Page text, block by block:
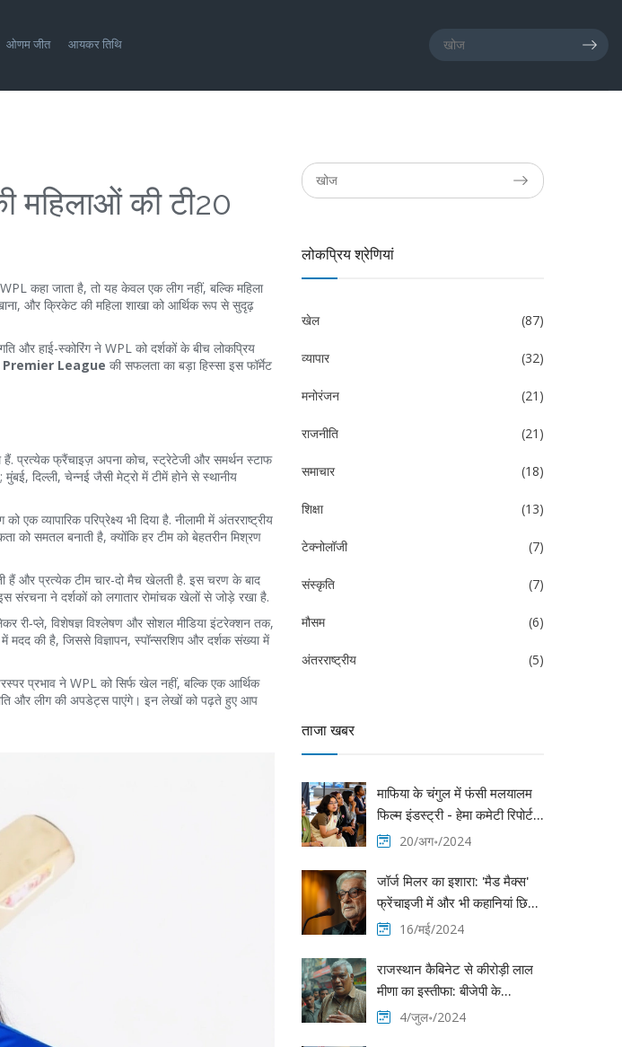
ओणम जीत आयकर तिथि
की टी20
WPL कहा जाता है, तो यह केवल एक लीग नहीं, बल्कि महिला
और क्रिकेट की महिला शाखा को आर्थिक रूप से सुदृढ़
और हाई-स्कोरिंग ने WPL को दर्शकों के बीच लोकप्रिय
League की सफलता का बड़ा हिस्सा इस फॉर्मेट
हैं. प्रत्येक फ्रैंचाइज़ अपना कोच, स्ट्रेटेजी और समर्थन स्टाफ
दिल्ली, चेन्नई जैसी मेट्रो में टीमें होने से स्थानीय
एक व्यापारिक परिप्रेक्ष्य भी दिया है. नीलामी में अंतरराष्ट्रीय
को समतल बनाती है, क्योंकि हर टीम को बेहतरीन मिश्रण
हैं और प्रत्येक टीम चार-दो मैच खेलती है. इस चरण के बाद
संरचना ने दर्शकों को लगातार रोमांचक खेलों से जोड़े रखा है.
री‑प्ले, विशेषज्ञ विश्लेषण और सोशल मीडिया इंटरेक्शन तक,
की है, जिससे विज्ञापन, स्पॉन्सरशिप और दर्शक संख्या में
प्रभाव ने WPL को सिर्फ खेल नहीं, बल्कि एक आर्थिक
और लीग की अपडेट्स पाएंगे। इन लेखों को पढ़ते हुए आप
लोकप्रिय श्रेणियां
खेल (87)
व्यापार (32)
मनोरंजन (21)
राजनीति (21)
समाचार (18)
शिक्षा (13)
टेक्नोलॉजी (7)
संस्कृति (7)
मौसम (6)
अंतरराष्ट्रीय (5)
ताजा खबर
माफिया के चंगुल में फंसी मलयालम
फिल्म इंडस्ट्री - हेमा कमेटी रिपोर्ट
का चौंकाने वाला खुलासा
20/अग॰/2024
जॉर्ज मिलर का इशारा: 'मैड मैक्स'
फ्रेंचाइजी में और भी कहानियां छिपी
हैं, 'फ्यूरियोसा' के प्रदर्शन पर निर्भर
16/मई/2024
राजस्थान कैबिनेट से कीरोड़ी लाल
मीणा का इस्तीफा: बीजेपी के
लोकसभा चुनावी नुकसान के कारण
4/जुल॰/2024